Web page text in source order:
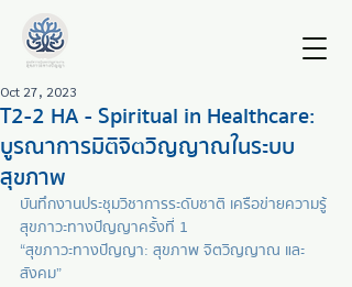
T2-2 HA - Spiritual in Healthcare:
บูรณาการมิติจิตวิญญาณในระบบ
สุขภาพ
Oct 27, 2023
บันทึกงานประชุมวิชาการระดับชาติ เครือข่ายความรู้
สุขภาวะทางปัญญาครั้งที่ 1
“สุขภาวะทางปัญญา: สุขภาพ จิตวิญญาณ และ
สังคม”